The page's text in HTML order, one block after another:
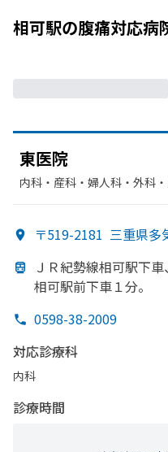
相可駅の腹痛対応病
東医院
内科・​産科・​婦人科・​外科
〒519-2181 三重県多
ＪＲ紀勢線相可駅下車、
相可駅前下車１分。
0598-38-2009
対応診療科
内科
診療時間